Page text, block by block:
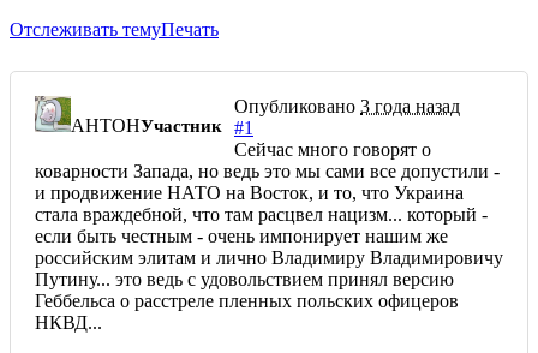
Отслеживать темуПечать
AHTOHУчастник
Опубликовано 3 года назад
#1
Сейчас много говорят о
коварности Запада, но ведь это мы сами все допустили -
и продвижение НАТО на Восток, и то, что Украина
стала враждебной, что там расцвел нацизм... который -
если быть честным - очень импонирует нашим же
российским элитам и лично Владимиру Владимировичу
Путину... это ведь с удовольствием принял версию
Геббельса о расстреле пленных польских офицеров
НКВД...